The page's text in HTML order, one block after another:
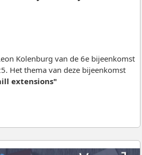
Kolenburg van de 6e bijeenkomst
Het thema van deze bijeenkomst
extensions"